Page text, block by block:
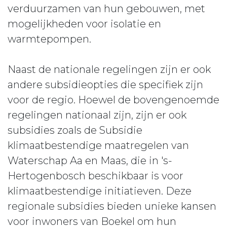
verduurzamen van hun gebouwen, met
mogelijkheden voor isolatie en
warmtepompen.
Naast de nationale regelingen zijn er ook
andere subsidieopties die specifiek zijn
voor de regio. Hoewel de bovengenoemde
regelingen nationaal zijn, zijn er ook
subsidies zoals de Subsidie
klimaatbestendige maatregelen van
Waterschap Aa en Maas, die in 's-
Hertogenbosch beschikbaar is voor
klimaatbestendige initiatieven. Deze
regionale subsidies bieden unieke kansen
voor inwoners van Boekel om hun